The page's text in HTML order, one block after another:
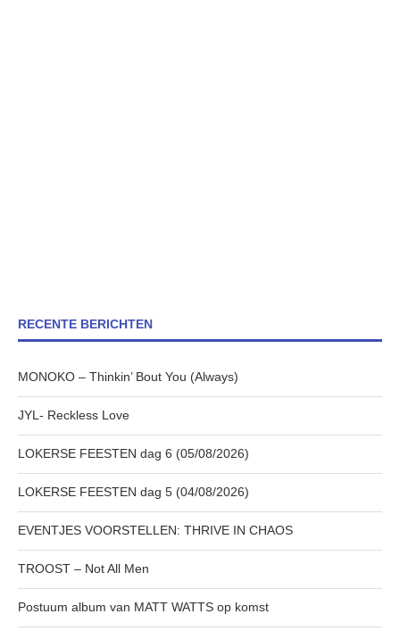
RECENTE BERICHTEN
MONOKO – Thinkin’ Bout You (Always)
JYL- Reckless Love
LOKERSE FEESTEN dag 6 (05/08/2026)
LOKERSE FEESTEN dag 5 (04/08/2026)
EVENTJES VOORSTELLEN: THRIVE IN CHAOS
TROOST – Not All Men
Postuum album van MATT WATTS op komst